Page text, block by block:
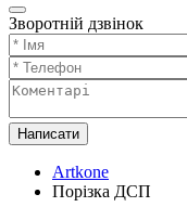
Зворотній дзвінок
Написати
Artkone
Порізка ДСП